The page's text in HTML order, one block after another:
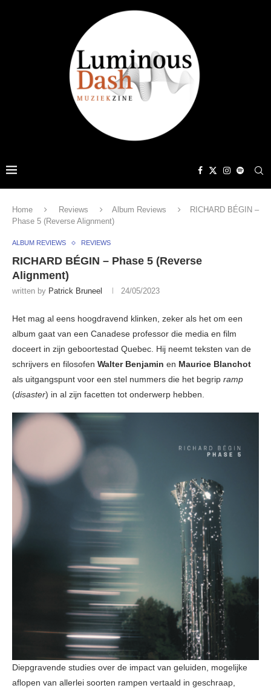
Home Reviews Album Reviews
RICHARD BÉGIN –
Phase 5 (Reverse Alignment)
ALBUM REVIEWS REVIEWS
RICHARD BÉGIN – Phase 5 (Reverse
Alignment)
written by Patrick Bruneel 24/05/2023
Het mag al eens hoogdravend klinken, zeker als het om een
album gaat van een Canadese professor die media en film
doceert in zijn geboortestad Quebec. Hij neemt teksten van de
schrijvers en filosofen Walter Benjamin en Maurice Blanchot
als uitgangspunt voor een stel nummers die het begrip ramp
(disaster) in al zijn facetten tot onderwerp hebben.
Diepgravende studies over de impact van geluiden, mogelijke
aflopen van allerlei soorten rampen vertaald in geschraap,